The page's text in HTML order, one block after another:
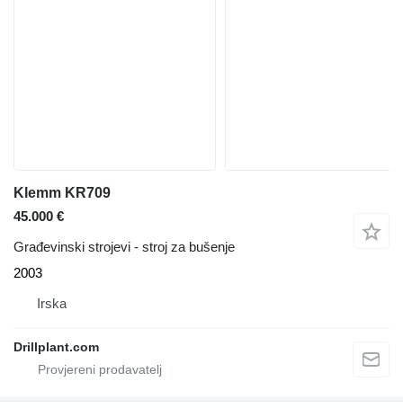
Klemm KR709
45.000 €
Građevinski strojevi - stroj za bušenje
2003
Irska
Drillplant.com